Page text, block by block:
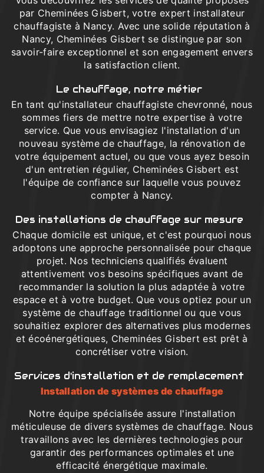
par Cheminées Gisbert, votre expert installateur
chauffagiste à Nancy. Avec une solide réputation à
Nancy, Cheminées Gisbert se distingue par son
savoir-faire exceptionnel et son engagement envers
la satisfaction client.
Le chauffage, notre métier
En tant qu'installateur chauffagiste chevronné, nous
sommes fiers de mettre notre expertise à votre
service. Que vous envisagiez l'installation d'un
nouveau système de chauffage, la rénovation de
votre équipement actuel, ou que vous ayez besoin
d'un entretien régulier, Cheminées Gisbert est
l'équipe de confiance sur laquelle vous pouvez
compter à Nancy.
Des installations de chauffage sur mesure
Chaque domicile est unique, et c'est pourquoi nous
adoptons une approche personnalisée pour chaque
projet. Nos techniciens qualifiés évaluent
attentivement vos besoins spécifiques avant de
recommander la solution la plus adaptée à votre
espace et à votre budget. Que vous optiez pour un
système de chauffage traditionnel ou que vous
souhaitiez explorer des alternatives plus modernes
et écoénergétiques, Cheminées Gisbert est prêt à
concrétiser votre vision.
Services d'installation et de remplacement
Installation de systèmes de chauffage
Notre équipe spécialisée assure l'installation
méticuleuse de divers systèmes de chauffage. Nous
travaillons avec les dernières technologies pour
garantir des performances optimales et une
efficacité énergétique maximale.